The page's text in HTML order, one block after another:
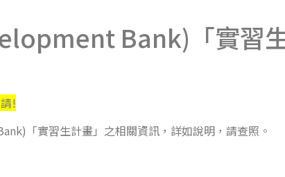
Bank)「實習
!
「實習生計畫」之相關資訊，詳如說明，請查照。